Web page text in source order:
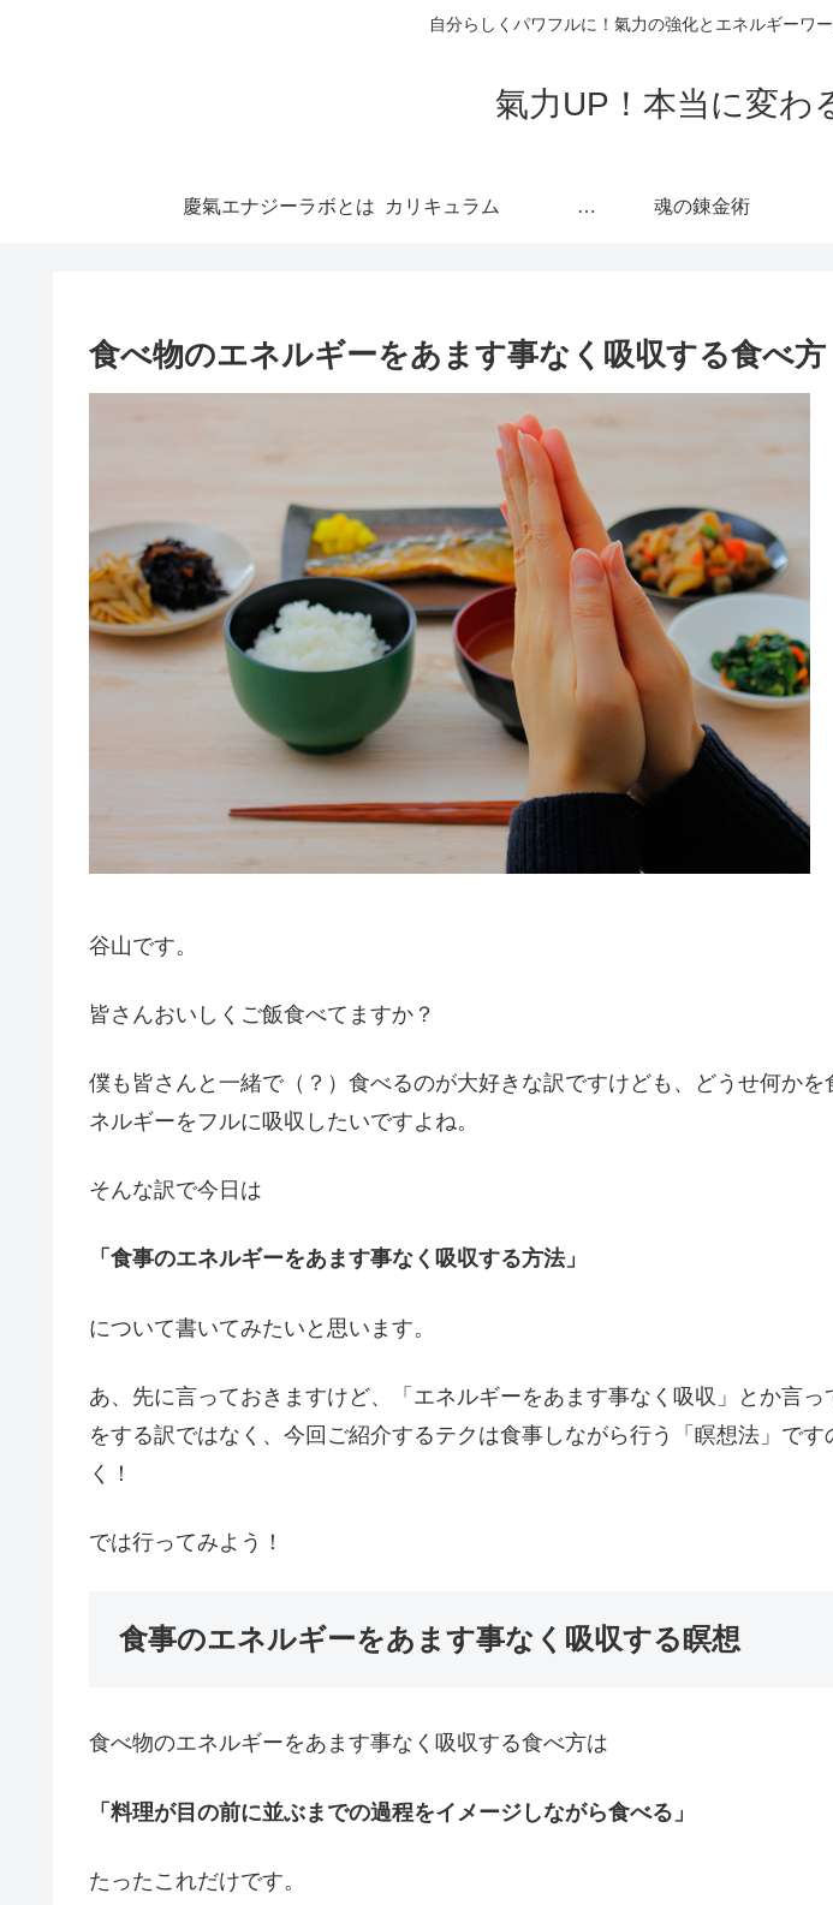
自分らしくパワフルに！氣力の強化とエネルギー
氣力UP！本当に変わ
慶氣エナジーラボとは カリキュラム 人生の主導権を取り戻し「真の自己」へ至る魂の覚醒プロセス 魂の錬金術
食べ物のエネルギーをあます事なく吸収する食べ方
谷山です。
皆さんおいしくご飯食べてますか？
僕も皆さんと一緒で（？）食べるのが大好きな訳ですけども、どうせ何かを
ネルギーをフルに吸収したいですよね。
そんな訳で今日は
「食事のエネルギーをあます事なく吸収する方法」
について書いてみたいと思います。
あ、先に言っておきますけど、「エネルギーをあます事なく吸収」とか言
をする訳ではなく、今回ご紹介するテクは食事しながら行う「瞑想法」です
く！
では行ってみよう！
食事のエネルギーをあます事なく吸収する瞑想
食べ物のエネルギーをあます事なく吸収する食べ方は
「料理が目の前に並ぶまでの過程をイメージしながら食べる」
たったこれだけです。